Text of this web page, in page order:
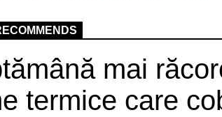
mai
termice care